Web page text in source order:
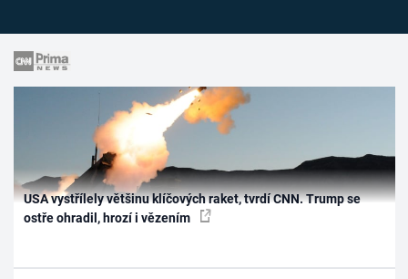
USA vystřílely většinu klíčových raket, tvrdí CNN. Trump se
ostře ohradil, hrozí i vězením